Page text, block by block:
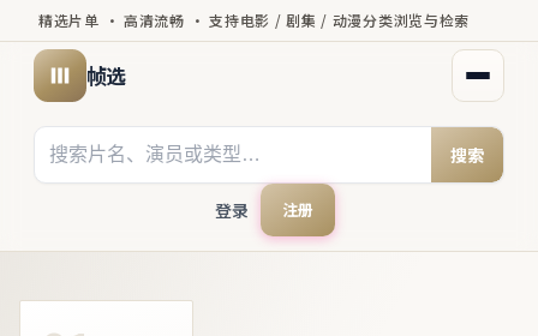
精选片单 · 高清流畅 · 支持电影 / 剧集 / 动漫分类浏览与检索
帧选 打开
搜索
登录 注册